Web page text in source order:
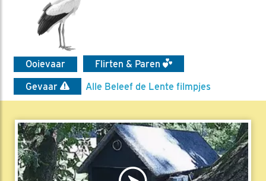
Ooievaar
Flirten & Paren
Gevaar
Alle Beleef de Lente filmpjes